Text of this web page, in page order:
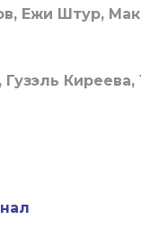
Ежи Штур,